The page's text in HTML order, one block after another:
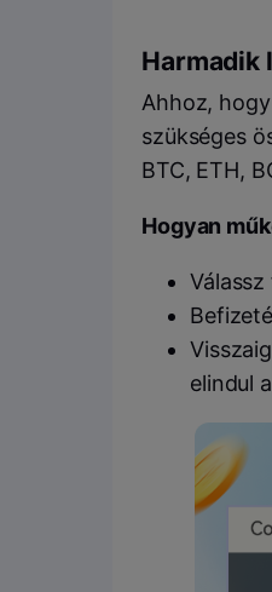
Harmadik
Ahhoz,
szükséges
BTC, ETH,
Hogyan
elindul